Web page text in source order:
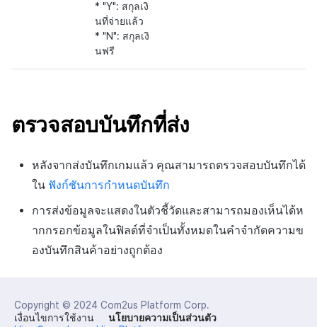
* "Y": สกุลเงิ
นที่จ่ายแล้ว
* "N": สกุลเงิ
นฟรี
ตรวจสอบบันทึกที่ส่ง
หลังจากส่งบันทึกเกมแล้ว คุณสามารถตรวจสอบบันทึกได้
ใน ฟังก์ชันการกำหนดบันทึก
การส่งข้อมูลจะแสดงในตัวชี้วัดและสามารถมองเห็นได้ห
ากกรอกข้อมูลในฟิลด์ที่จำเป็นทั้งหมดในคำจำกัดความข
องบันทึกสินค้าอย่างถูกต้อง
Copyright © 2024 Com2us Platform Corp.
เงื่อนไขการใช้งาน
นโยบายความเป็นส่วนตัว